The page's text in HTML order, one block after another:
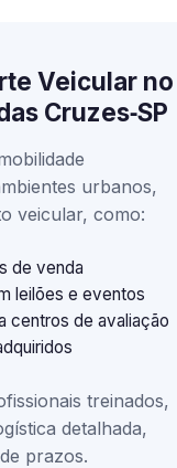
Veicular no
Cruzes‑SP
urbanos,
veicular, como:
de venda
leilões e eventos
centros de avaliação
treinados,
detalhada,
prazos.